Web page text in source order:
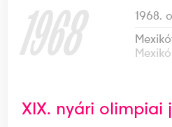
1968
1968.
Mexikó
XIX. nyári olimpiai